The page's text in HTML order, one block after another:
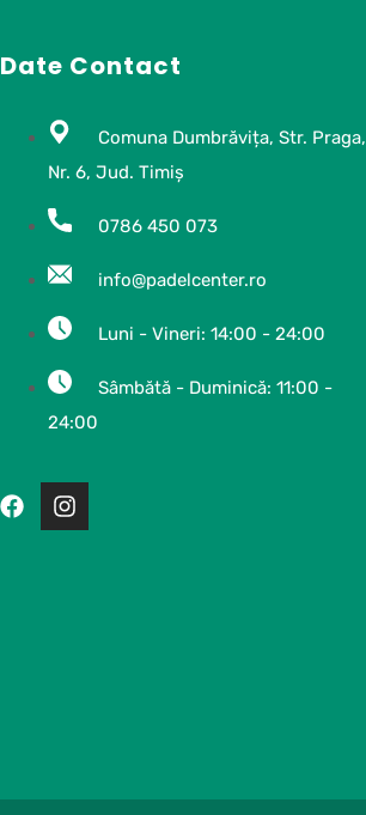
Date Contact
Comuna Dumbrăvița, Str. Praga,
Nr. 6, Jud. Timiș
0786 450 073
info@padelcenter.ro
Luni - Vineri: 14:00 - 24:00
Sâmbătă - Duminică: 11:00 -
24:00